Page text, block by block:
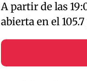
A partir de las
abierta en el